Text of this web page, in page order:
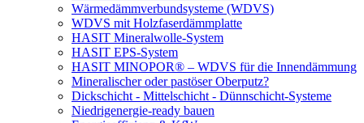
Wärmedämmverbundsysteme (WDVS)
WDVS mit Holzfaserdämmplatte
HASIT Mineralwolle-System
HASIT EPS-System
HASIT MINOPOR® – WDVS für die Innendämmung
Mineralischer oder pastöser Oberputz?
Dickschicht - Mittelschicht - Dünnschicht-Systeme
Niedrigenergie-ready bauen